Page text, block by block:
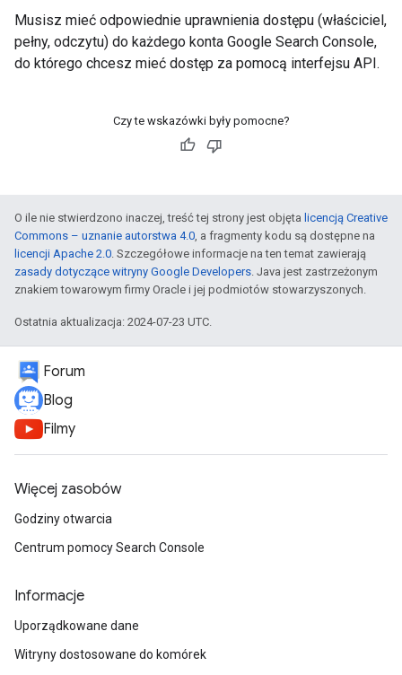
Musisz mieć odpowiednie uprawnienia dostępu (właściciel,
pełny, odczytu) do każdego konta Google Search Console,
do którego chcesz mieć dostęp za pomocą interfejsu API.
Czy te wskazówki były pomocne?
O ile nie stwierdzono inaczej, treść tej strony jest objęta licencją Creative
Commons – uznanie autorstwa 4.0, a fragmenty kodu są dostępne na
licencji Apache 2.0. Szczegółowe informacje na ten temat zawierają
zasady dotyczące witryny Google Developers. Java jest zastrzeżonym
znakiem towarowym firmy Oracle i jej podmiotów stowarzyszonych.
Ostatnia aktualizacja: 2024-07-23 UTC.
Forum
Blog
Filmy
Więcej zasobów
Godziny otwarcia
Centrum pomocy Search Console
Informacje
Uporządkowane dane
Witryny dostosowane do komórek